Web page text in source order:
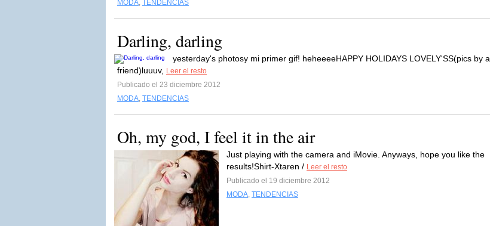
MODA, TENDENCIAS
Darling, darling
yesterday's photosy mi primer gif! heheeeeHAPPY HOLIDAYS LOVELY'SS(pics by a
friend)luuuv,
Leer el resto
Publicado el 23 diciembre 2012
MODA, TENDENCIAS
Oh, my god, I feel it in the air
Just playing with the camera and iMovie. Anyways, hope you like the
results!Shirt-Xtaren / Leer el resto
Publicado el 19 diciembre 2012
MODA, TENDENCIAS